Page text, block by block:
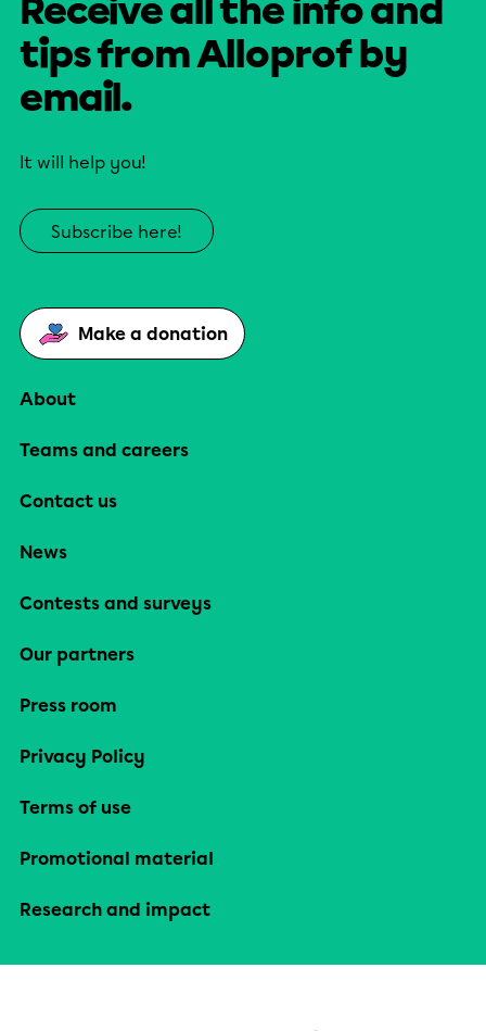
Receive all the info and
tips from Alloprof by
email.
It will help you!
Subscribe here!
Make a donation
About
Teams and careers
Contact us
News
Contests and surveys
Our partners
Press room
Privacy Policy
Terms of use
Promotional material
Research and impact